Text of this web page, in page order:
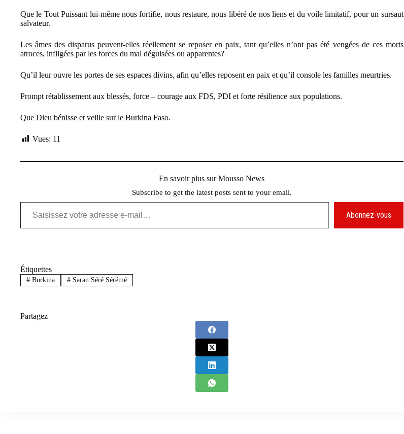
Que le Tout Puissant lui-même nous fortifie, nous restaure, nous libéré de nos liens et du voile limitatif, pour un sursaut
salvateur.
Les âmes des disparus peuvent-elles réellement se reposer en paix, tant qu’elles n’ont pas été vengées de ces morts
atroces, infligées par les forces du mal déguisées ou apparentes?
Qu’il leur ouvre les portes de ses espaces divins, afin qu’elles reposent en paix et qu’il console les familles meurtries.
Prompt rétablissement aux blessés, force – courage aux FDS, PDI et forte résilience aux populations.
Que Dieu bénisse et veille sur le Burkina Faso.
Vues: 11
En savoir plus sur Mousso News
Subscribe to get the latest posts sent to your email.
Saisissez votre adresse e-mail…
Abonnez-vous
Étiquettes
#Burkina #Saran Séré Sérémé
Partagez